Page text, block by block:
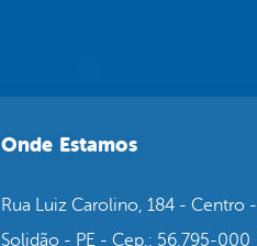
Onde Estamos
Rua Luiz Carolino, 184 - Centro -
Solidão - PE - Cep.: 56.795-000